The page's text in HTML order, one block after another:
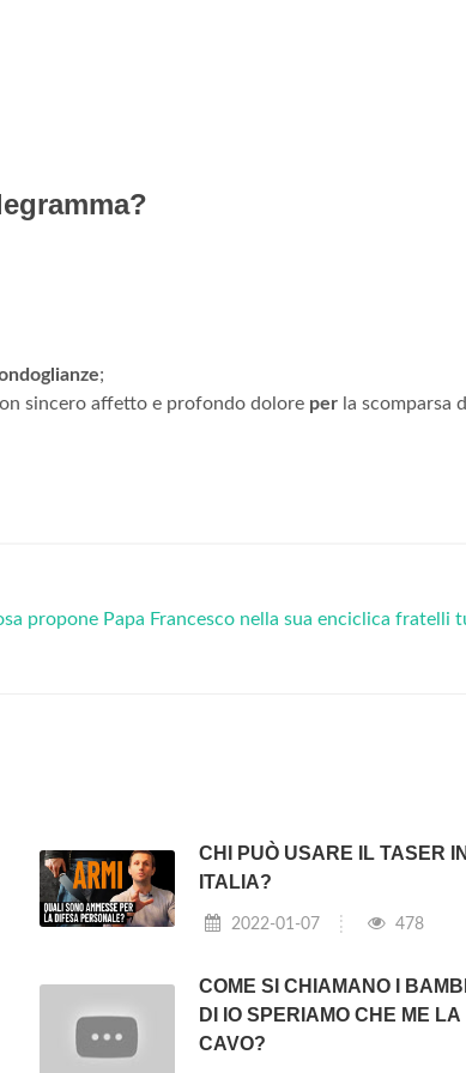
;
sincero affetto e profondo dolore per la scomparsa
propone Papa Francesco nella sua enciclica fratelli
CHI PUÒ USARE IL TASER
ITALIA?
2022-01-07 478
COME SI CHIAMANO I
DI IO SPERIAMO CHE ME LA
CAVO?